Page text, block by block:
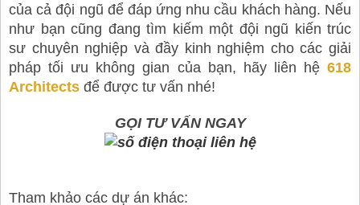
của cả đội ngũ để đáp ứng nhu cầu khách hàng. Nếu
như bạn cũng đang tìm kiếm một đội ngũ kiến trúc
sư chuyên nghiệp và đầy kinh nghiệm cho các giải
pháp tối ưu không gian của bạn, hãy liên hệ 618
Architects để được tư vấn nhé!
GỌI TƯ VẤN NGAY
Tham khảo các dự án khác: